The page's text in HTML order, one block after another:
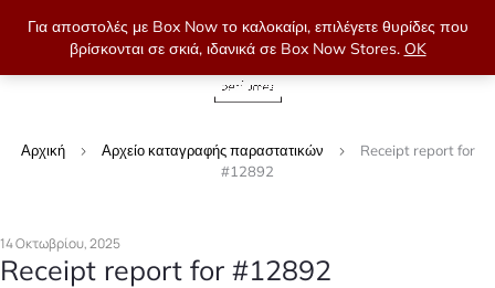
Για αποστολές με Box Now το καλοκαίρι, επιλέγετε θυρίδες που
βρίσκονται σε σκιά, ιδανικά σε Box Now Stores. OK
Αρχική Αρχείο καταγραφής παραστατικών
Receipt report for
#12892
14 Οκτωβρίου, 2025
Receipt report for #12892